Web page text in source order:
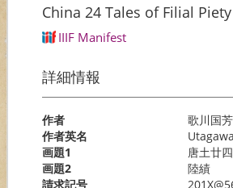
China 24 Tales of Filial
IIIF Manifest
詳細情報
作者
歌川国芳
作者英名
画題1
唐土廿
画題2
陸績
請求記号